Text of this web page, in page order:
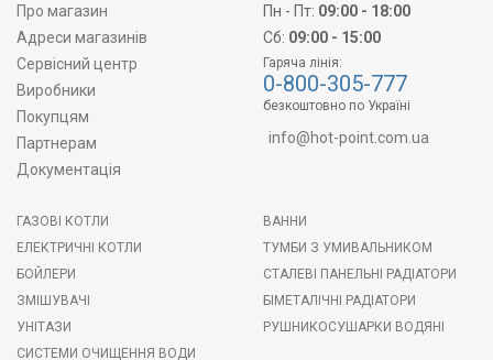
Про магазин
Адреси магазинів
Сервісний центр
Виробники
Покупцям
Партнерам
Документація
Пн - Пт: 09:00 - 18:00
Сб: 09:00 - 15:00
Гаряча лінія:
0-800-305-777
безкоштовно по Україні
info@hot-point.com.ua
ГАЗОВІ КОТЛИ
ЕЛЕКТРИЧНІ КОТЛИ
БОЙЛЕРИ
ЗМІШУВАЧІ
УНІТАЗИ
СИСТЕМИ ОЧИЩЕННЯ ВОДИ
ВАННИ
ТУМБИ З УМИВАЛЬНИКОМ
СТАЛЕВІ ПАНЕЛЬНІ РАДІАТОРИ
БІМЕТАЛІЧНІ РАДІАТОРИ
РУШНИКОСУШАРКИ ВОДЯНІ